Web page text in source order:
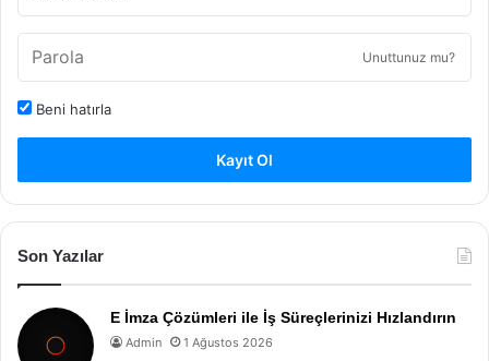
Unuttunuz mu?
Beni hatırla
Kayıt Ol
Son Yazılar
E İmza Çözümleri ile İş Süreçlerinizi Hızlandırın
Admin 1 Ağustos 2026